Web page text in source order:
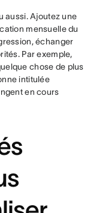
aussi. Ajoutez une
mensuelle du
échanger
Par exemple,
chose de plus
intitulée
en cours